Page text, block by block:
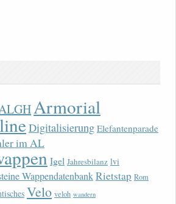
Armorial
Digitalisierung Elefantenparade
im AL
Igel Jahresbilanz lvi
WappendatenbankRietstap Rom
Velo veloh wandern